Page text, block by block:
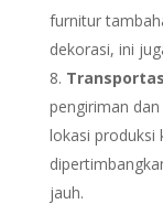
furnitur
dekorasi, ini
pengiriman
lokasi produksi
jauh.